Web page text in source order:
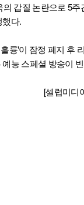
갑질 논란으로 5
다.
륭'이 잠정 폐지 후
능 스페셜 방송이
[셀럽미디